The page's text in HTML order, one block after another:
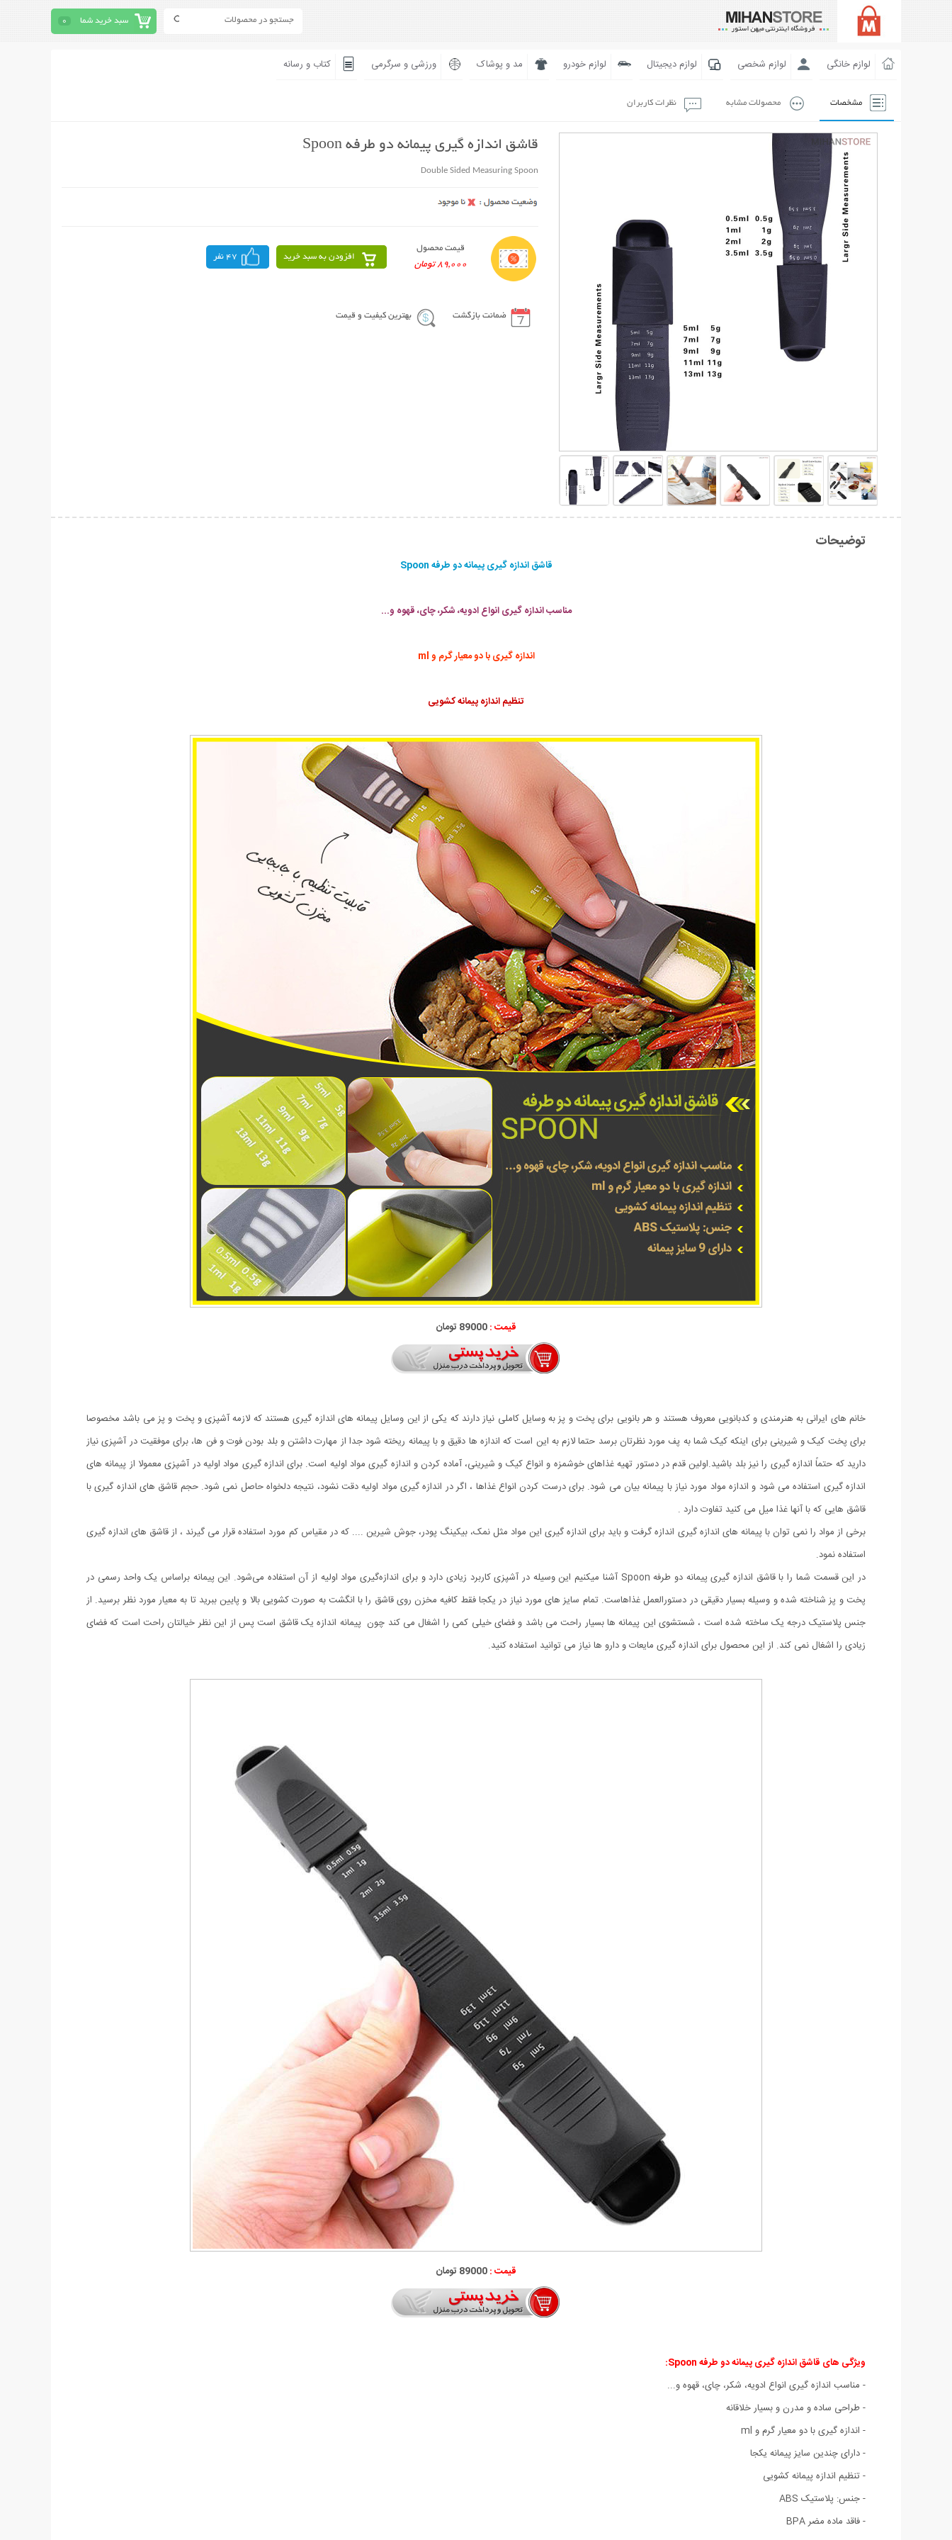
سبد خرید شما 0
لوازم خانگی لوازم شخصی لوازم دیجیتال لوازم خودرو مد و پوشاک ورزشی و سرگرمی کتاب و رسانه
مشخصات محصولات مشابه نظرات کاربران
قاشق اندازه گیری پیمانه دو طرفه Spoon
Double Sided Measuring Spoon
قیمت محصول
89,000 تومان
افزودن به سبد خرید 47 نفر
ضمانت بازگشت بهترین کیفیت و قیمت
توضیحات
قاشق اندازه گیری پیمانه دو طرفه Spoon
مناسب اندازه گیری انواع ادویه، شکر، چای، قهوه و...
اندازه گیری با دو معیار گرم و ml
تنظیم اندازه پیمانه کشویی
قیمت :89000 تومان
خانم های ایرانی به هنرمندی و کدبانویی معروف هستند و هر بانویی برای پخت و پز به وسایل کاملی نیاز دارند که یکی از این وسایل پیمانه های اندازه گیری هستند که لازمه آشپزی و پخت و پز می باشد مخصوصا
برای پخت کیک و شیرینی برای اینکه کیک شما به پف مورد نظرتان برسد حتما لازم به این است که اندازه ها دقیق و با پیمانه ریخته شود جدا از مهارت داشتن و بلد بودن فوت و فن ها، برای موفقیت در آشپزی نیاز
دارید که حتماً اندازه گیری را نیز بلد باشید.اولین قدم در دستور تهیه غذاهای خوشمزه و انواع کیک و شیرینی، آماده کردن و اندازه گیری مواد اولیه است. برای اندازه گیری مواد اولیه در آشپزی معمولا از پیمانه های
اندازه گیری استفاده می شود و اندازه مواد مورد نیاز با پیمانه بیان می شود. برای درست کردن انواع غذاها ، اگر در اندازه گیری مواد اولیه دقت نشود، نتیجه دلخواه حاصل نمی شود. حجم قاشق های اندازه گیری با
قاشق هایی که با آنها غذا میل می کنید تفاوت دارد .
برخی از مواد را نمی توان با پیمانه های اندازه گیری اندازه گرفت و باید برای اندازه گیری این مواد مثل نمک، بیکینگ پودر، جوش شیرین .... که در مقیاس کم مورد استفاده قرار می گیرند ، از قاشق های اندازه گیری
استفاده نمود.
در این قسمت شما را با قاشق اندازه گیری پیمانه دو طرفه Spoon آشنا میکنیم این وسیله در آشپزی کاربرد زیادی دارد و برای اندازه‌گیری مواد اولیه از آن استفاده می‌شود. این پیمانه براساس یک واحد رسمی در
پخت و پز شناخته شده و وسیله بسیار دقیقی در دستورالعمل غذاهاست. تمام سایز های مورد نیاز در یکجا فقط کافیه مخزن روی قاشق را با انگشت به صورت کشویی بالا و پایین ببرید تا به معیار مورد نظر برسید. از
جنس پلاستیک درجه یک ساخته شده است ، شستشوی این پیمانه ها بسیار راحت می باشد و فضای خیلی کمی را اشغال می کند چون پیمانه اندازه یک قاشق است پس از این نظر خیالتان راحت است که فضای
زیادی را اشغال نمی کند. از این محصول برای اندازه گیری مایعات و دارو ها نیاز می توانید استفاده کنید.
قیمت :89000 تومان
ویژگی های قاشق اندازه گیری پیمانه دو طرفه Spoon:
- مناسب اندازه گیری انواع ادویه، شکر، چای، قهوه و...
- طراحی ساده و مدرن و بسیار خلاقانه
- اندازه گیری با دو معیار گرم و ml
- دارای چندین سایز پیمانه یکجا
- تنظیم اندازه پیمانه کشویی
- جنس: پلاستیک ABS
-‌ فاقد ماده مضر BPA